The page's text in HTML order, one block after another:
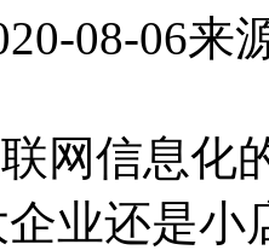
08-06来
网信息化
业还是小